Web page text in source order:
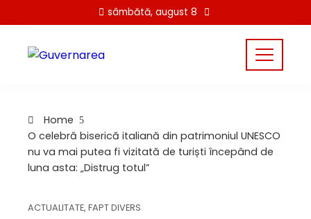
to
content
sâmbătă, august 8
Home
O celebră biserică italiană din patrimoniul UNESCO
nu va mai putea fi vizitată de turiști începând de
luna asta: „Distrug totul”
ACTUALITATE, FAPT DIVERS